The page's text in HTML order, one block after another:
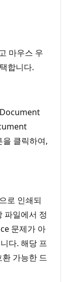
마우스 우
합니다.
클릭하여,
로 인쇄되
파일에서 정
문제가 아
다. 해당 프
가능한 드